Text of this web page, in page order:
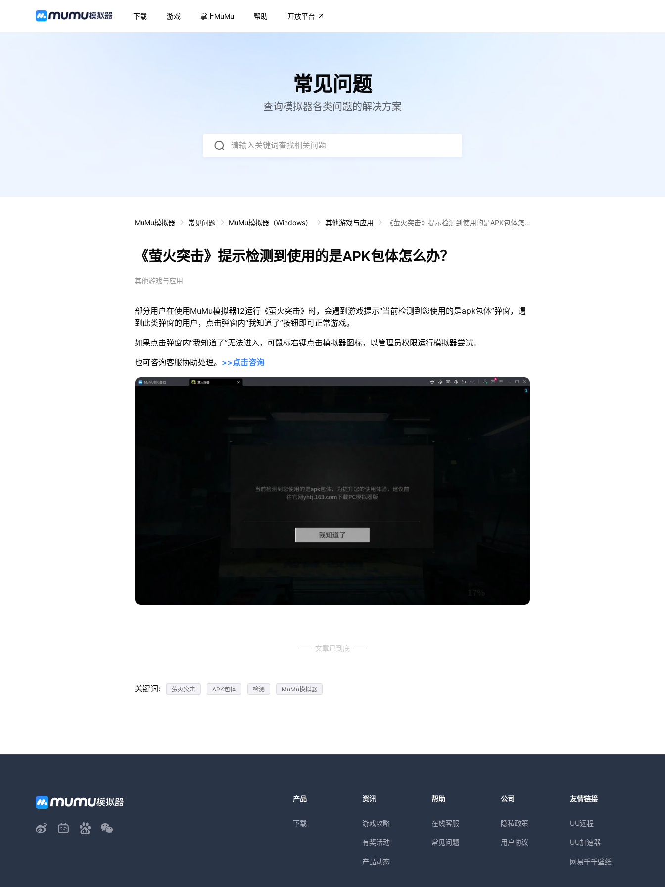
下载 游戏 掌上MuMu 帮助 开放平台
常见问题
查询模拟器各类问题的解决方案
请输入关键词查找相关问题
MuMu模拟器 常见问题 MuMu模拟器（Windows） 其他游戏与应用
《萤火突击》提示检测到使用的是APK包体怎
《萤火突击》提示检测到使用的是APK包体怎么办？
其他游戏与应用
部分用户在使用MuMu模拟器12运行《萤火突击》时，会遇到游戏提示“当前检测到您使用的是apk包体”弹窗，遇
到此类弹窗的用户，点击弹窗内“我知道了”按钮即可正常游戏。
如果点击弹窗内“我知道了”无法进入，可鼠标右键点击模拟器图标，以管理员权限运行模拟器尝试。
也可咨询客服协助处理。 >>点击咨询
文章已到底
关键词: 萤火突击 APK包体 检测 MuMu模拟器
产品
下载
资讯
游戏攻略
有奖活动
产品动态
帮助
在线客服
常见问题
公司
隐私政策
用户协议
友情链接
UU远程
UU加速器
网易千千壁纸